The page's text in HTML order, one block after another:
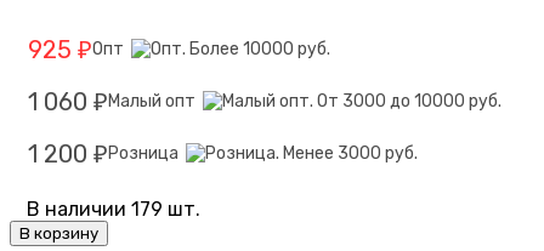
925 ₽Опт
1 060 ₽ Малый опт
1 200 ₽ Розница
В наличии 179 шт.
В корзину